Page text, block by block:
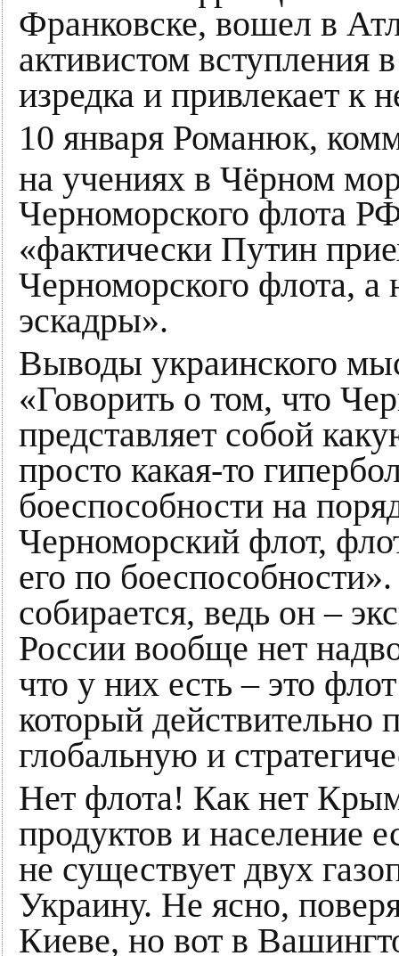
Франковске, вошел в
активистом
изредка и привлекает к
10 января Романюк,
на учениях в Чёрном
Черноморского флота
«фактически Путин
Черноморского флота,
эскадры».
Выводы украинского
«Говорить о том, что
представляет собой
просто какая-то
боеспособности на
Черноморский флот,
его по
собирается, ведь он –
России вообще нет
что у них есть – это
который действительно
глобальную и
Нет флота! Как нет
продуктов и население
не существует двух
Украину. Не ясно,
Киеве, но вот в